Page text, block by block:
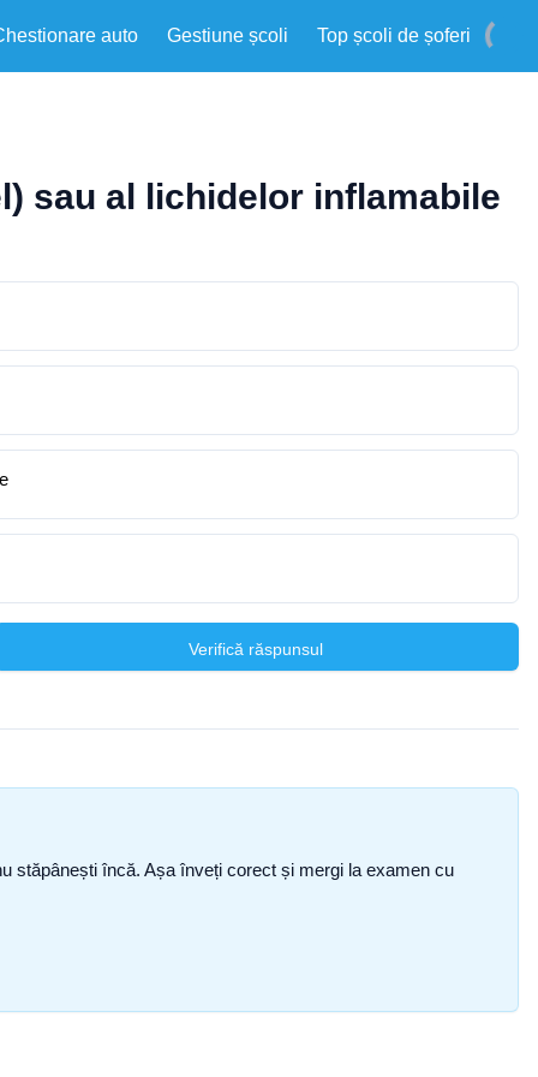
auto Gestiune școli Top școli de șoferi
sau al lichidelor inflamabile
Verifică răspunsul
stăpânești încă. Așa înveți corect și mergi la examen cu